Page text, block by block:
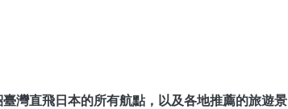
灣直飛日本的所有航點，以及各地推薦的旅遊景